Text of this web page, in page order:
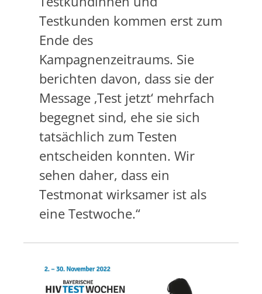
Testkunden kommen erst zum
Ende des
Kampagnenzeitraums. Sie
berichten davon, dass sie der
Message ‚Test jetzt‘ mehrfach
begegnet sind, ehe sie sich
tatsächlich zum Testen
entscheiden konnten. Wir
sehen daher, dass ein
Testmonat wirksamer ist als
eine Testwoche.“